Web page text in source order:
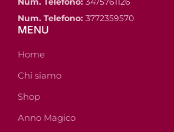
Num. Telefono:3772359570
MENU
Home
Chi siamo
Shop
Anno Magico